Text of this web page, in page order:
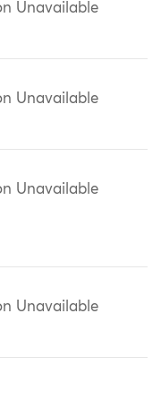
Unavailable
Unavailable
Unavailable
Unavailable